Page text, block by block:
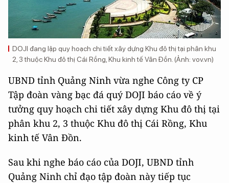
DOJI đang lập quy hoạch chi tiết xây dựng Khu đô thị tại phân khu
2, 3 thuộc Khu đô thị Cái Rồng, Khu kinh tế Vân Đồn. (Ảnh: vov.vn)
UBND tỉnh Quảng Ninh vừa nghe Công ty CP
Tập đoàn vàng bạc đá quý DOJI báo cáo về ý
tưởng quy hoạch chi tiết xây dựng Khu đô thị tại
phân khu 2, 3 thuộc Khu đô thị Cái Rồng, Khu
kinh tế Vân Đồn.
Sau khi nghe báo cáo của DOJI, UBND tỉnh
Quảng Ninh chỉ đạo tập đoàn này tiếp tục